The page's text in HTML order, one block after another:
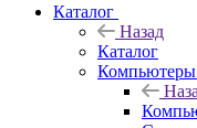
Каталог
Назад
Каталог
Компьютеры